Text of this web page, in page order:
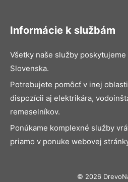
Informácie k službám
Všetky naše služby
Slovenska.
Potrebujete pomôcť v inej
dispozícii aj elektrikára,
remeselníkov.
Ponúkame komplexné služby
priamo v ponuke webovej
© 2026